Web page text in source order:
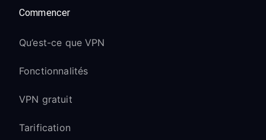
Commencer
Qu’est-ce que VPN
Fonctionnalités
VPN gratuit
Tarification